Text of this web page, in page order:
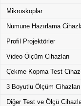
Mikroskoplar
Numune Hazırlama
Profil Projektörler
Video Ölçüm Cihazları
Çekme Kopma Test
3 Boyutlu Ölçüm Cihazları
Diğer Test ve Ölçü